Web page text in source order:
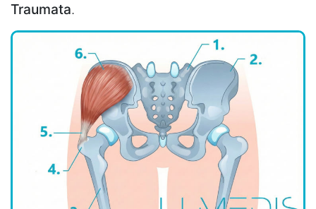
Traumata.